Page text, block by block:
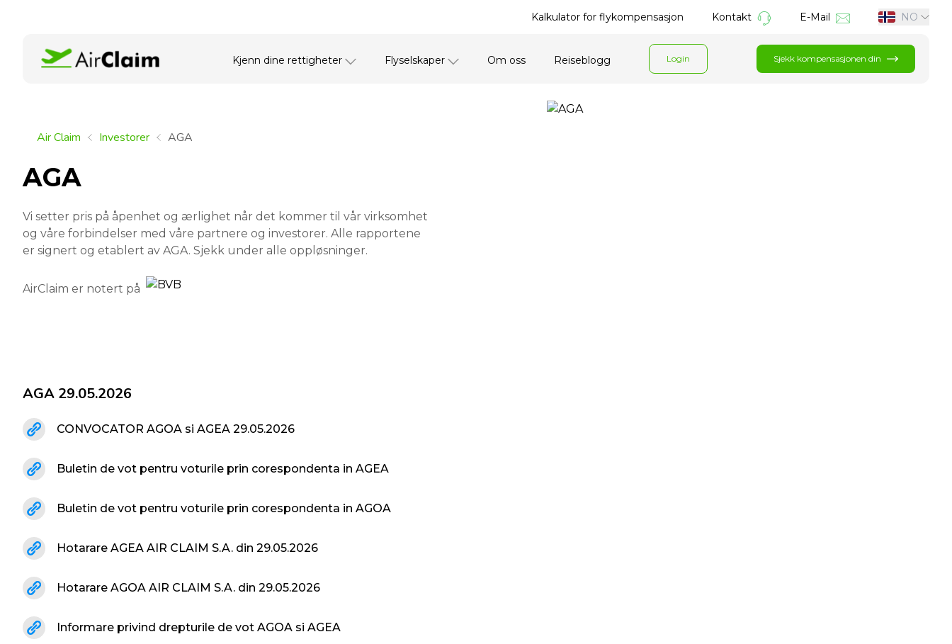
Kalkulator for flykompensasjon Kontakt E-Mail NO
Kjenn dine rettigheter Flyselskaper Om oss Reiseblogg Login Sjekk kompensasjonen din
Air Claim Investorer AGA
AGA
Vi setter pris på åpenhet og ærlighet når det kommer til vår virksomhet
og våre forbindelser med våre partnere og investorer. Alle rapportene
er signert og etablert av AGA. Sjekk under alle oppløsninger.
AirClaim er notert på
AGA 29.05.2026
CONVOCATOR AGOA si AGEA 29.05.2026
Buletin de vot pentru voturile prin corespondenta in AGEA
Buletin de vot pentru voturile prin corespondenta in AGOA
Hotarare AGEA AIR CLAIM S.A. din 29.05.2026
Hotarare AGOA AIR CLAIM S.A. din 29.05.2026
Informare privind drepturile de vot AGOA si AGEA